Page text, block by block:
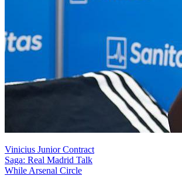
Vinicius Junior Contract
Saga: Real Madrid Talk
While Arsenal Circle